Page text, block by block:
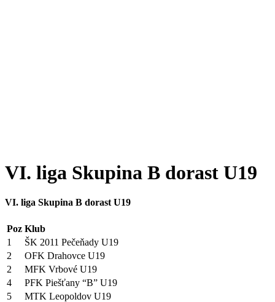
VI. liga Skupina B dorast U19
VI. liga Skupina B dorast U19
Poz Klub
1
ŠK 2011 Pečeňady U19
2
OFK Drahovce U19
2
MFK Vrbové U19
4
PFK Piešťany “B” U19
5
MTK Leopoldov U19